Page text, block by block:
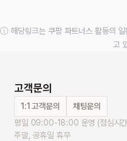
ⓘ 해당링크는 쿠팡 파트너스 활동의
고
고객문의
1:1 고객문의
채팅문의
평일 09:00-18:00 운영 (점심시
주말, 공휴일 휴무